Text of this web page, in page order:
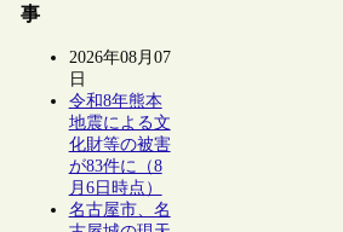
事
2026年08月07
日
令和8年熊本
地震による文
化財等の被害
が83件に（8
月6日時点）
名古屋市、名